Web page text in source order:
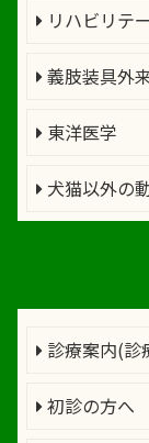
リハビリテ
義肢装具外
東洋医学
犬猫以外の
診療案内(診
初診の方へ